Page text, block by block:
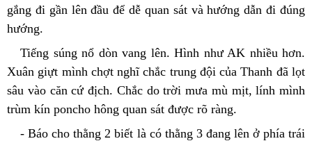
gắng đi gần lên đầu để dễ quan sát và hướng dẫn đi đúng
hướng.
Tiếng súng nổ dòn vang lên. Hình như AK nhiều hơn.
Xuân giựt mình chợt nghĩ chắc trung đội của Thanh đã lọt
sâu vào căn cứ địch. Chắc do trời mưa mù mịt, lính mình
trùm kín poncho hông quan sát được rõ ràng.
- Báo cho thằng 2 biết là có thằng 3 đang lên ở phía trái